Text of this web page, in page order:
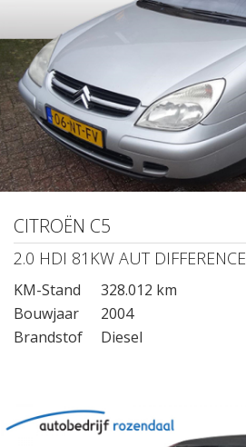
CITROËN C5
2.0 HDI 81KW AUT DIFFERENCE
KM-Stand
328.012 km
Bouwjaar
2004
Brandstof
Diesel